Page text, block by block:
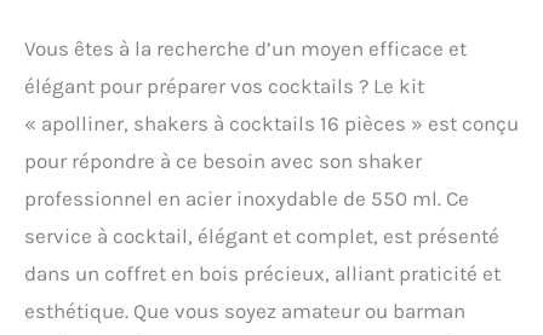
Vous êtes à la recherche d’un moyen efficace et
élégant pour préparer vos cocktails ? Le kit
« apolliner, shakers à cocktails 16 pièces » est conçu
pour répondre à ce besoin avec son shaker
professionnel en acier inoxydable de 550 ml. Ce
service à cocktail, élégant et complet, est présenté
dans un coffret en bois précieux, alliant praticité et
esthétique. Que vous soyez amateur ou barman